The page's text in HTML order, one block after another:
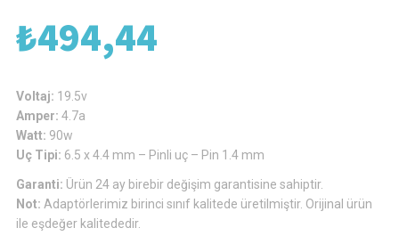
₺494,44
Voltaj: 19.5v
Amper: 4.7a
Watt: 90w
Uç Tipi: 6.5 x 4.4 mm – Pinli uç – Pin 1.4 mm
Garanti: Ürün 24 ay birebir değişim garantisine sahiptir.
Not: Adaptörlerimiz birinci sınıf kalitede üretilmiştir. Orijinal ürün
ile eşdeğer kalitededir.